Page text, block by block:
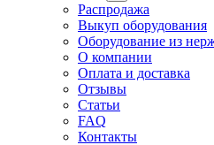
Распродажа
Выкуп оборудования
Оборудование из
О компании
Оплата и доставка
Отзывы
Статьи
FAQ
Контакты